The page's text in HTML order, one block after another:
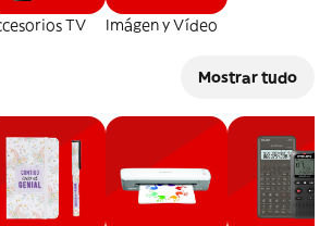
TV Imágen y Vídeo
Mostrar tudo